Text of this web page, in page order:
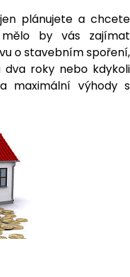
plánujete a chcete
by vás zajímat
o stavebním spoření,
dva roky nebo kdykoli
maximální výhody s